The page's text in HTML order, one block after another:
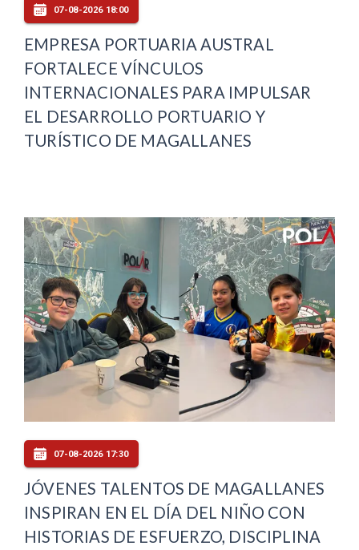
07-08-2026 18:00
EMPRESA PORTUARIA AUSTRAL
FORTALECE VÍNCULOS
INTERNACIONALES PARA IMPULSAR
EL DESARROLLO PORTUARIO Y
TURÍSTICO DE MAGALLANES
07-08-2026 17:30
JÓVENES TALENTOS DE MAGALLANES
INSPIRAN EN EL DÍA DEL NIÑO CON
HISTORIAS DE ESFUERZO, DISCIPLINA